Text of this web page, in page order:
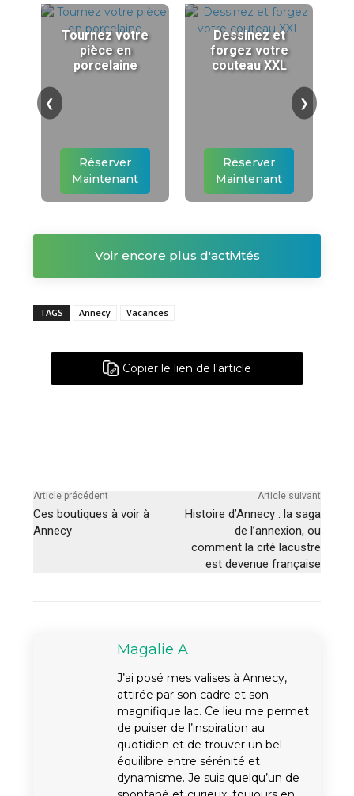
Tournez votre
pièce en
porcelaine
Réserver
Maintenant
Dessinez et
forgez votre
couteau XXL
Réserver
Maintenant
❮ ❯
Voir encore plus d'activités
TAGS Annecy Vacances
Copier le lien de l'article
Article précédent
Ces boutiques à voir à
Annecy
Article suivant
Histoire d’Annecy : la saga
de l’annexion, ou
comment la cité lacustre
est devenue française
Magalie A.
J’ai posé mes valises à Annecy,
attirée par son cadre et son
magnifique lac. Ce lieu me permet
de puiser de l’inspiration au
quotidien et de trouver un bel
équilibre entre sérénité et
dynamisme. Je suis quelqu’un de